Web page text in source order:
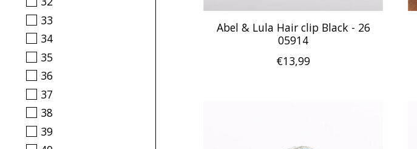
33
34
35
36
37
38
39
Abel & Lula Hair clip Black - 26
05914
€13,99